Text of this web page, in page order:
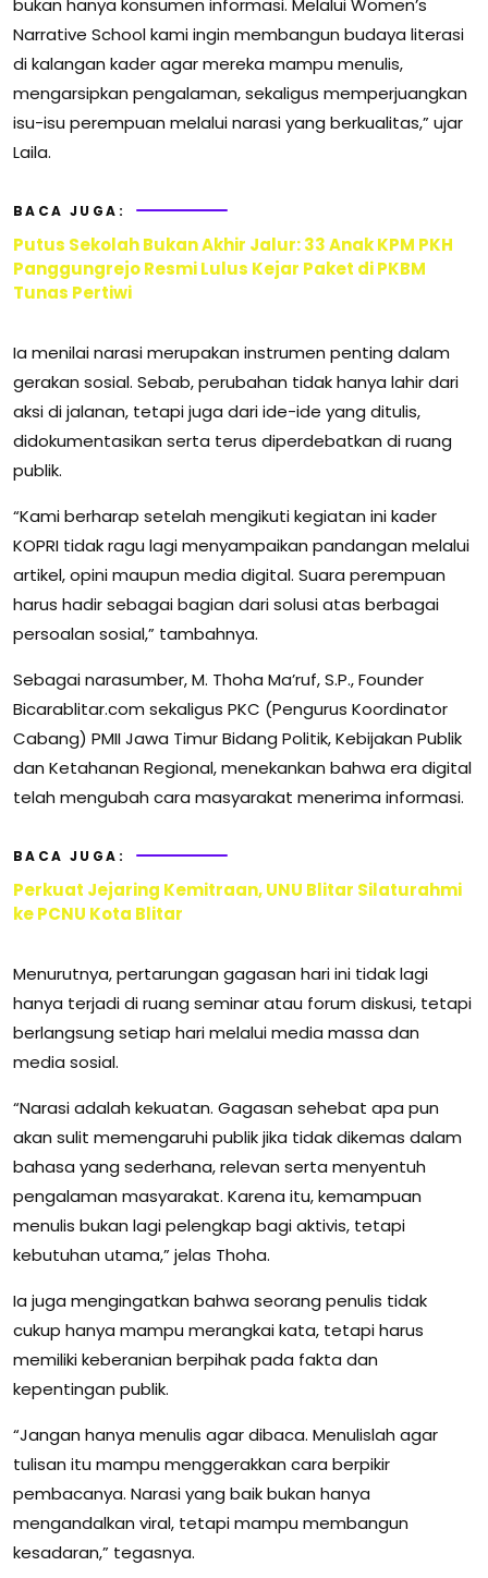
Narrative School kami ingin membangun budaya literasi
di kalangan kader agar mereka mampu menulis,
mengarsipkan pengalaman, sekaligus memperjuangkan
isu-isu perempuan melalui narasi yang berkualitas,” ujar
Laila.
BACA JUGA:
Putus Sekolah Bukan Akhir Jalur: 33 Anak KPM PKH
Panggungrejo Resmi Lulus Kejar Paket di PKBM
Tunas Pertiwi
Ia menilai narasi merupakan instrumen penting dalam
gerakan sosial. Sebab, perubahan tidak hanya lahir dari
aksi di jalanan, tetapi juga dari ide-ide yang ditulis,
didokumentasikan serta terus diperdebatkan di ruang
publik.
“Kami berharap setelah mengikuti kegiatan ini kader
KOPRI tidak ragu lagi menyampaikan pandangan melalui
artikel, opini maupun media digital. Suara perempuan
harus hadir sebagai bagian dari solusi atas berbagai
persoalan sosial,” tambahnya.
Sebagai narasumber, M. Thoha Ma’ruf, S.P., Founder
Bicarablitar.com sekaligus PKC (Pengurus Koordinator
Cabang) PMII Jawa Timur Bidang Politik, Kebijakan Publik
dan Ketahanan Regional, menekankan bahwa era digital
telah mengubah cara masyarakat menerima informasi.
BACA JUGA:
Perkuat Jejaring Kemitraan, UNU Blitar Silaturahmi
ke PCNU Kota Blitar
Menurutnya, pertarungan gagasan hari ini tidak lagi
hanya terjadi di ruang seminar atau forum diskusi, tetapi
berlangsung setiap hari melalui media massa dan
media sosial.
“Narasi adalah kekuatan. Gagasan sehebat apa pun
akan sulit memengaruhi publik jika tidak dikemas dalam
bahasa yang sederhana, relevan serta menyentuh
pengalaman masyarakat. Karena itu, kemampuan
menulis bukan lagi pelengkap bagi aktivis, tetapi
kebutuhan utama,” jelas Thoha.
Ia juga mengingatkan bahwa seorang penulis tidak
cukup hanya mampu merangkai kata, tetapi harus
memiliki keberanian berpihak pada fakta dan
kepentingan publik.
“Jangan hanya menulis agar dibaca. Menulislah agar
tulisan itu mampu menggerakkan cara berpikir
pembacanya. Narasi yang baik bukan hanya
mengandalkan viral, tetapi mampu membangun
kesadaran,” tegasnya.